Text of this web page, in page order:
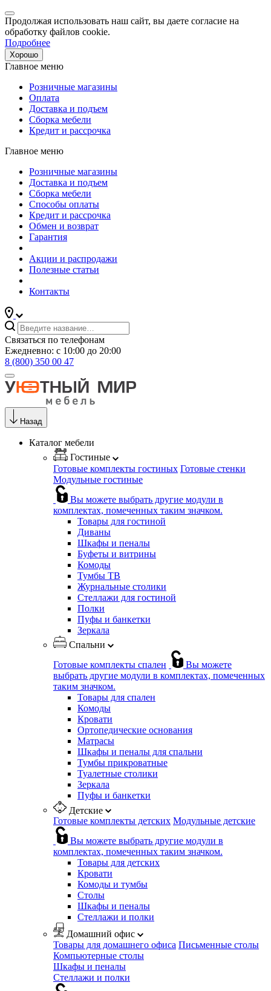
Продолжая использовать наш сайт, вы даете согласие на
обработку файлов cookie.
Подробнее
Хорошо
Главное меню
Розничные магазины
Оплата
Доставка и подъем
Сборка мебели
Кредит и рассрочка
Главное меню
Розничные магазины
Доставка и подъем
Сборка мебели
Способы оплаты
Кредит и рассрочка
Обмен и возврат
Гарантия
Акции и распродажи
Полезные статьи
Контакты
Связаться по телефонам
Ежедневно: с 10:00 до 20:00
8 (800) 350 00 47
Назад
Каталог мебели
Гостиные
Готовые комплекты гостиных Готовые стенки
Модульные гостиные
Вы можете выбрать другие модули в
комплектах, помеченных таким значком.
Товары для гостиной
Диваны
Шкафы и пеналы
Буфеты и витрины
Комоды
Тумбы ТВ
Журнальные столики
Стеллажи для гостиной
Полки
Пуфы и банкетки
Зеркала
Спальни
Готовые комплекты спален
Вы можете
выбрать другие модули в комплектах, помеченных
таким значком.
Товары для спален
Комоды
Кровати
Ортопедические основания
Матрасы
Шкафы и пеналы для спальни
Тумбы прикроватные
Туалетные столики
Зеркала
Пуфы и банкетки
Детские
Готовые комплекты детских Модульные детские
Вы можете выбрать другие модули в
комплектах, помеченных таким значком.
Товары для детских
Кровати
Комоды и тумбы
Столы
Шкафы и пеналы
Стеллажи и полки
Домашний офис
Товары для домашнего офиса Письменные столы
Компьютерные столы
Шкафы и пеналы
Стеллажи и полки